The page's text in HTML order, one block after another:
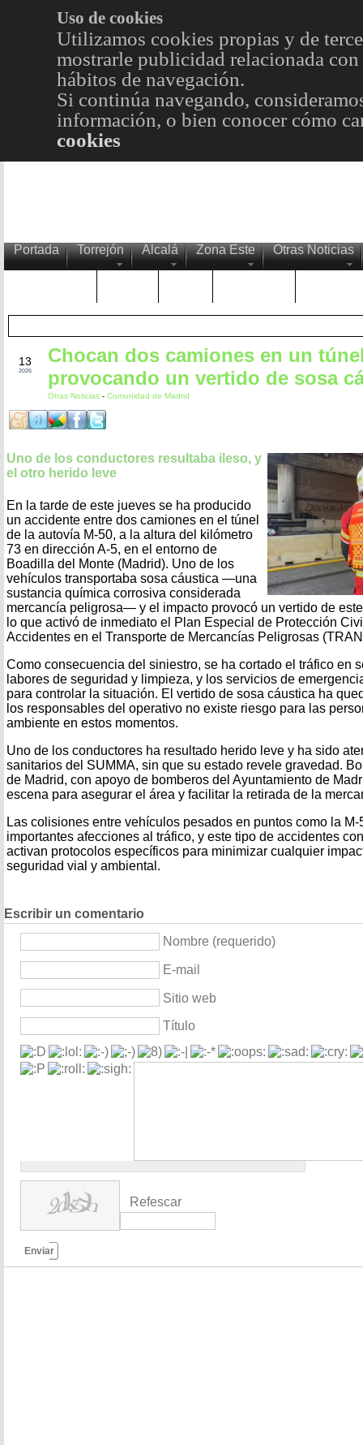
Uso de cookies
Utilizamos cookies propias y de
mostrarle publicidad relacionada
hábitos de navegación.
Si continúa navegando,
información, o bien conocer cómo
cookies
Portada Torrejón Alcalá Zona Este Otras Noticias
13
2026
Chocan dos camiones en un
provocando un vertido de sosa
Otras Noticias - Comunidad de Madrid
Uno de los conductores resultaba ileso, y
el otro herido leve
En la tarde de este jueves se ha producido
un accidente entre dos camiones en el túnel
de la autovía M‑50, a la altura del kilómetro
73 en dirección A‑5, en el entorno de
Boadilla del Monte (Madrid). Uno de los
vehículos transportaba sosa cáustica —una
sustancia química corrosiva considerada
mercancía peligrosa— y el impacto provocó un vertido de
lo que activó de inmediato el Plan Especial de Protección
Accidentes en el Transporte de Mercancías Peligrosas
Como consecuencia del siniestro, se ha cortado el tráfico en
labores de seguridad y limpieza, y los servicios de
para controlar la situación. El vertido de sosa cáustica ha
los responsables del operativo no existe riesgo para las
ambiente en estos momentos.
Uno de los conductores ha resultado herido leve y ha sido
sanitarios del SUMMA, sin que su estado revele gravedad.
de Madrid, con apoyo de bomberos del Ayuntamiento de
escena para asegurar el área y facilitar la retirada de la
Las colisiones entre vehículos pesados en puntos como la
importantes afecciones al tráfico, y este tipo de accidentes
activan protocolos específicos para minimizar cualquier
seguridad vial y ambiental.
Escribir un comentario
Nombre (requerido)
E-mail
Sitio web
Título
Refescar
Enviar